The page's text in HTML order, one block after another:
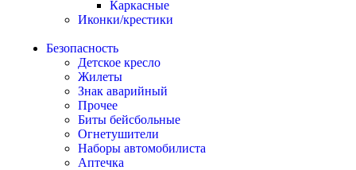
Каркасные
Иконки/крестики
Безопасность
Детское кресло
Жилеты
Знак аварийный
Прочее
Биты бейсбольные
Огнетушители
Наборы автомобилиста
Аптечка